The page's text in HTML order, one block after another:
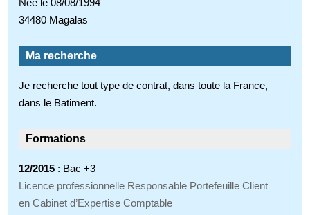
34480 Magalas
Ma recherche
Je recherche tout type de contrat, dans toute la France,
dans le Batiment.
Formations
12/2015 : Bac +3
Licence professionnelle Responsable Portefeuille Client
en Cabinet d’Expertise Comptable